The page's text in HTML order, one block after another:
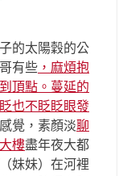
的太陽穀的公
有些 ，麻煩抱
頂點。蔓延的
也不眨眨眼發
覺，素顏淡聊
樓盡年夜大都
妹妹）在河裡